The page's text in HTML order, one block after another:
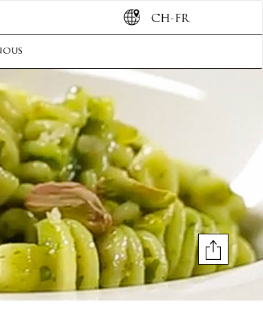
CH-FR